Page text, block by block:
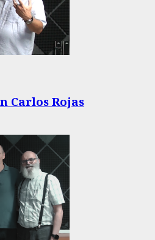
Carlos Rojas